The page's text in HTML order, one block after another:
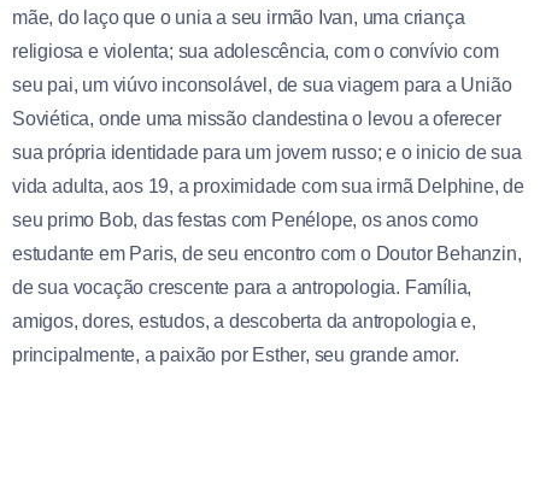
mãe, do laço que o unia a seu irmão Ivan, uma criança
religiosa e violenta; sua adolescência, com o convívio com
seu pai, um viúvo inconsolável, de sua viagem para a União
Soviética, onde uma missão clandestina o levou a oferecer
sua própria identidade para um jovem russo; e o inicio de sua
vida adulta, aos 19, a proximidade com sua irmã Delphine, de
seu primo Bob, das festas com Penélope, os anos como
estudante em Paris, de seu encontro com o Doutor Behanzin,
de sua vocação crescente para a antropologia. Família,
amigos, dores, estudos, a descoberta da antropologia e,
principalmente, a paixão por Esther, seu grande amor.